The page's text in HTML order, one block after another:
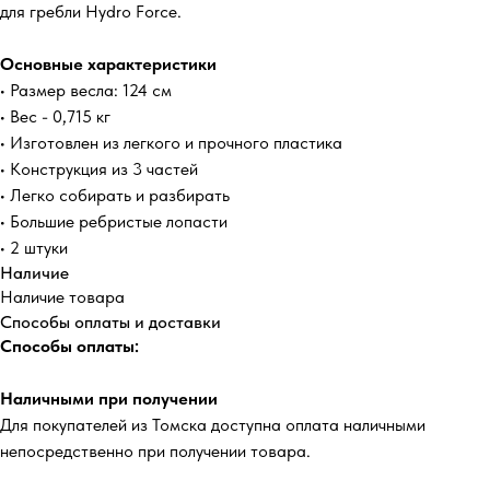
для гребли Hydro Force.
Основные характеристики
• Размер весла: 124 см
• Вес - 0,715 кг
• Изготовлен из легкого и прочного пластика
• Конструкция из 3 частей
• Легко собирать и разбирать
• Большие ребристые лопасти
• 2 штуки
Наличие
Наличие товара
Способы оплаты и доставки
Способы оплаты:
Наличными при получении
Для покупателей из Томска доступна оплата наличными
непосредственно при получении товара.